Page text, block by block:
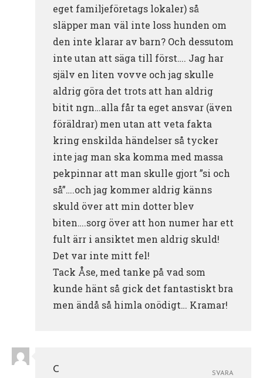
eget familjeföretags lokaler) så
släpper man väl inte loss hunden om
den inte klarar av barn? Och dessutom
inte utan att säga till först…. Jag har
själv en liten vovve och jag skulle
aldrig göra det trots att han aldrig
bitit ngn…alla får ta eget ansvar (även
föräldrar) men utan att veta fakta
kring enskilda händelser så tycker
inte jag man ska komma med massa
pekpinnar att man skulle gjort ”si och
så”….och jag kommer aldrig känns
skuld över att min dotter blev
biten….sorg över att hon numer har ett
fult ärr i ansiktet men aldrig skuld!
Det var inte mitt fel!
Tack Åse, med tanke på vad som
kunde hänt så gick det fantastiskt bra
men ändå så himla onödigt… Kramar!
C
SVARA